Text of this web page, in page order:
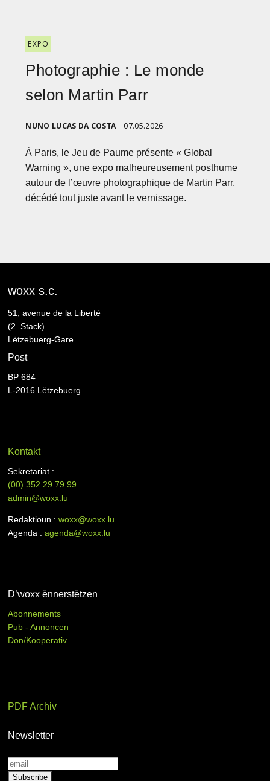
EXPO
Photographie : Le monde
selon Martin Parr
NUNO LUCAS DA COSTA 07.05.2026
À Paris, le Jeu de Paume présente « Global
Warning », une expo malheureusement posthume
autour de l’œuvre photographique de Martin Parr,
décédé tout juste avant le vernissage.
woxx s.c.
51, avenue de la Liberté
(2. Stack)
Lëtzebuerg-Gare
Post
BP 684
L-2016 Lëtzebuerg
Kontakt
Sekretariat :
(00)352 29 79 99
admin@woxx.lu
Redaktioun :woxx@woxx.lu
Agenda :agenda@woxx.lu
D’woxx ënnerstëtzen
Abonnements
Pub - Annoncen
Don/Kooperativ
PDF Archiv
Newsletter